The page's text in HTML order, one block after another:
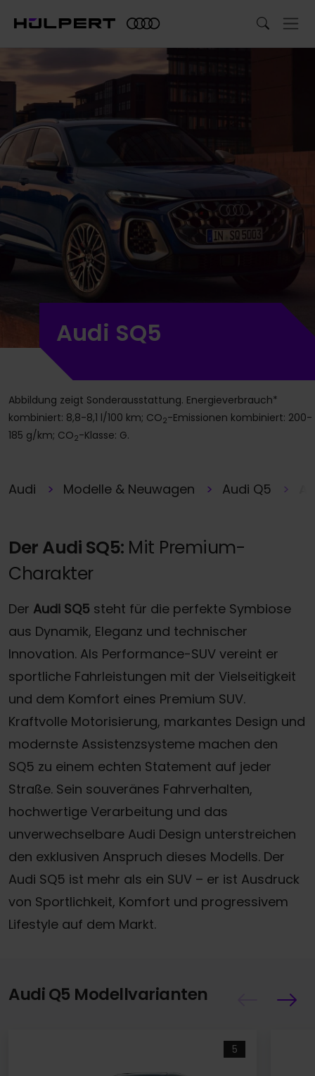
Audi SQ5
Abbildung zeigt Sonderausstattung. Energieverbrauch*
kombiniert: 8,8-8,1 l/100 km; CO2-Emissionen kombiniert: 200-
185 g/km; CO2-Klasse: G.
Audi Modelle & Neuwagen Audi Q5
Der Audi SQ5: Mit Premium-
Charakter
Der Audi SQ5 steht für die perfekte Symbiose
aus Dynamik, Eleganz und technischer
Innovation. Als Performance-SUV vereint er
sportliche Fahrleistungen mit der Vielseitigkeit
und dem Komfort eines Premium SUV.
Kraftvolle Motorisierung, markantes Design und
modernste Assistenzsysteme machen den
SQ5 zu einem echten Statement auf jeder
Straße. Sein souveränes Fahrverhalten,
hochwertige Verarbeitung und das
unverwechselbare Audi Design unterstreichen
den exklusiven Anspruch dieses Modells. Der
Audi SQ5 ist mehr als ein SUV – er ist Ausdruck
von Sportlichkeit, Komfort und progressivem
Lifestyle auf dem Markt.
Audi Q5 Modellvarianten
5